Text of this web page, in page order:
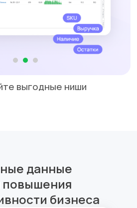
ниши
пики продаж и
данные
повышения
бизнеса